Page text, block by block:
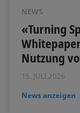
NEWS
«Turning
Nutzung
15. JULI 2026
News anzeigen